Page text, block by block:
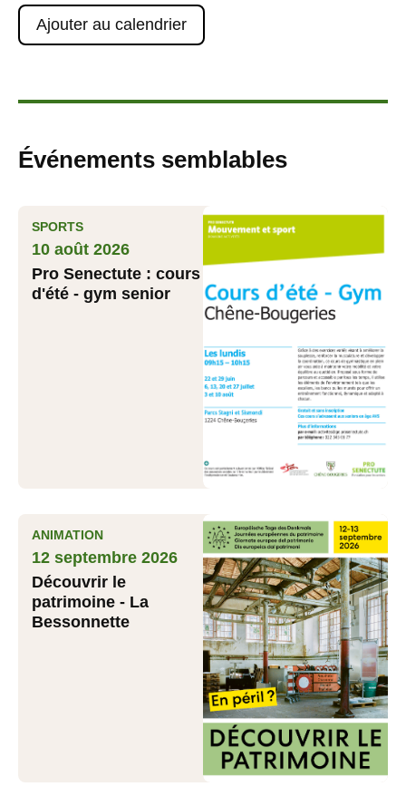
Ajouter au calendrier
Événements semblables
Pro Senectute : cours
d'été - gym senior
10 août 2026
SPORTS
Découvrir le
patrimoine - La
Bessonnette
12 septembre 2026
ANIMATION